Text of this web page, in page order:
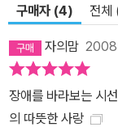
구매자 (4) 전체
자의맘
장애를 바라보는 시
의 따뜻한 사랑